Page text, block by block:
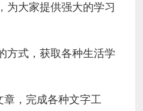
为大家提供强大的学习
方式，获取各种生活学
章，完成各种文字工